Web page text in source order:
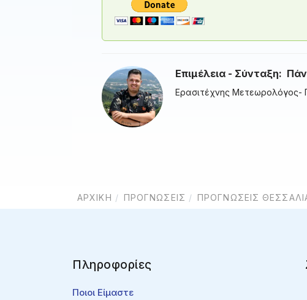
Επιμέλεια - Σύνταξη:
Ερασιτέχνης Μετεωρολόγος-
ΑΡΧΙΚΉ ΠΡΟΓΝΏΣΕΙΣ ΠΡΟΓΝΏΣΕΙΣ
Πληροφορίες
Ποιοι Είμαστε